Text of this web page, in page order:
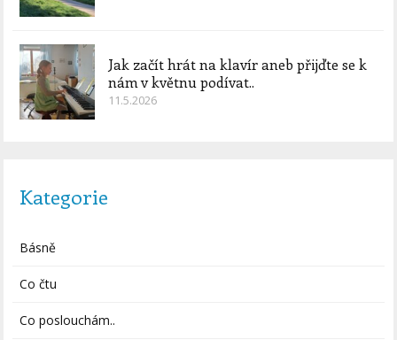
Jak začít hrát na klavír aneb přijďte se k
nám v květnu podívat..
11.5.2026
Kategorie
Básně
Co čtu
Co poslouchám..